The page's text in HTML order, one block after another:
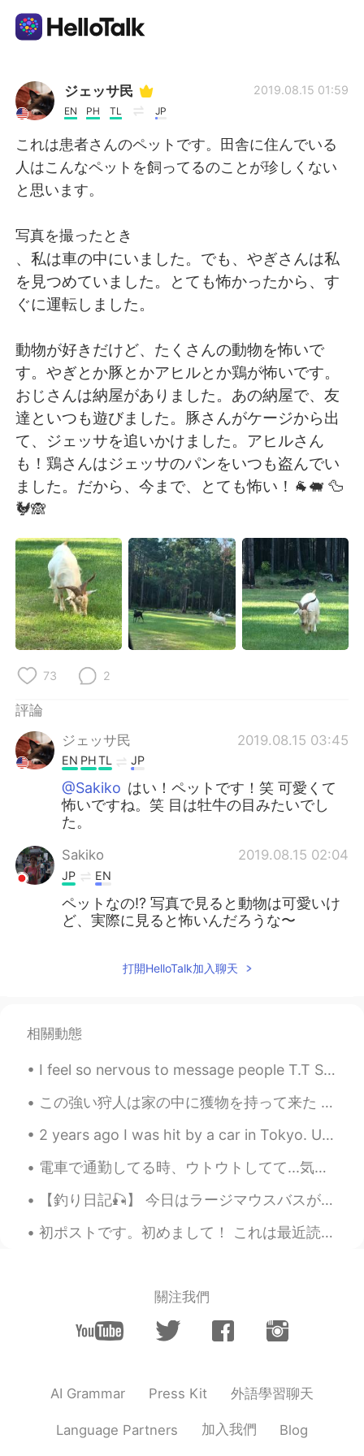
語言交換應用
AI Grammar Checker
繁體中文
English
Español العربية
日本語 한국어
Русский ไทย
Indonesia Italiano
Türkçe Tiếng Việt
ジェッサ民
EN PH TL JP
2019.08.15 01:59
これは患者さんのペットです。田舎に住んでいる
人はこんなペットを飼ってるのことが珍しくない
と思います。
写真を撮ったとき
、私は車の中にいました。でも、やぎさんは私
を見つめていました。とても怖かったから、す
ぐに運転しました。
動物が好きだけど、たくさんの動物を怖いで
す。やぎとか豚とかアヒルとか鶏が怖いです。
おじさんは納屋がありました。あの納屋で、友
達といつも遊びました。豚さんがケージから出
て、ジェッサを追いかけました。アヒルさん
も！鶏さんはジェッサのパンをいつも盗んでい
ました。だから、今まで、とても怖い！🐐🐖 🦆
🐓🙈
73 2
評論
ジェッサ民
2019.08.15 03:45
EN PHTL JP
@Sakiko はい！ペットです！笑 可愛くて
怖いですね。笑 目は牡牛の目みたいでし
た。
Sakiko 2019.08.15 02:04
JP EN
ペットなの⁉️ 写真で見ると動物は可愛いけ
ど、実際に見ると怖いんだろうな〜
打開HelloTalk加入聊天
相關動態
I feel so nervous to message people T.T Since I’m new I have absolutely no idea how this app work...
この強い狩人は家の中に獲物を持って来た This mighty hunter came into the house with his prey. 今朝台所から変な音が聞こえて、猫はこのトカゲ...
2 years ago I was hit by a car in Tokyo. Until very recently my doctor would not allow me to trai...
電車で通勤してる時、ウトウトしてて...気付いたら何秒か寝てた事はありますか? この現象は英語でmicrosleepと言います。 長い期間の間、ちゃんと睡眠がとれてない、あるいはや非常につま...
【釣り日記🎣】 今日はラージマウスバスが釣れました。 センコーを木の中にフリッピング。アタリに合わせたが、鈎にかからず、センコーが半分にちぎれた。短くなったセンコーをそのまま同じ場所に投げた...
初ポストです。初めまして！ これは最近読んだ本です。雨の日、家でお茶を飲みながら本を読むのが最高ですね😊 みなさん、好きな作家がいますか？ Here are some books I've ...
關注我們
AI Grammar Press Kit 外語學習聊天
Language Partners 加入我們 Blog